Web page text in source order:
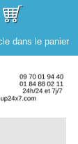
dans le panier